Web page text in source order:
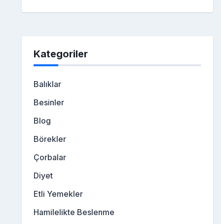
Kategoriler
Balıklar
Besinler
Blog
Börekler
Çorbalar
Diyet
Etli Yemekler
Hamilelikte Beslenme